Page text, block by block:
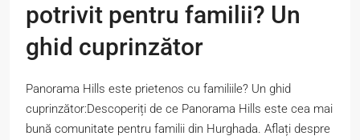
potrivit pentru familii? Un
ghid cuprinzător
Panorama Hills este prietenos cu familiile? Un ghid
cuprinzător:Descoperiți de ce Panorama Hills este cea mai
bună comunitate pentru familii din Hurghada. Aflați despre